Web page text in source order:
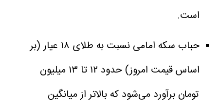
است.
حباب سکه امامی نسبت به طلای ۱۸ عیار (بر
اساس قیمت امروز) حدود ۱۲ تا ۱۳ میلیون
تومان برآورد می‌شود که بالاتر از میانگین